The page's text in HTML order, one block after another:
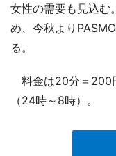
女性の需要も見込む
め、今秋より
る。
料金は20分＝200
（24時～8時）。